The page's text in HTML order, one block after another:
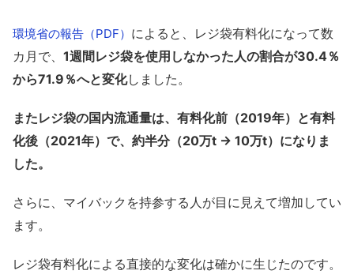
環境省の報告（PDF） によると、レジ袋有料化になって数
カ月で、 1週間レジ袋を使用しなかった人の割合が30.4％
から71.9％へと変化しました。
またレジ袋の国内流通量は、有料化前（2019年）と有料
化後（2021年）で、約半分（20万t → 10万t）になりま
した。
さらに、マイバックを持参する人が目に見えて増加してい
ます。
レジ袋有料化による直接的な変化は確かに生じたのです。